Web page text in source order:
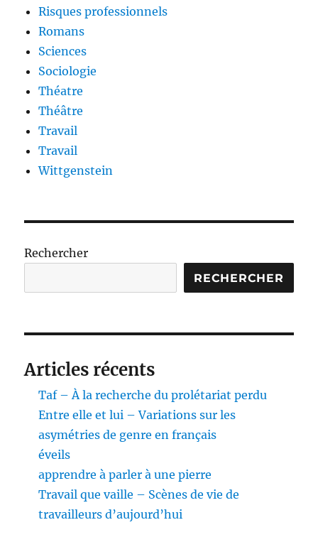
Risques professionnels
Romans
Sciences
Sociologie
Théatre
Théâtre
Travail
Travail
Wittgenstein
Rechercher
RECHERCHER
Articles récents
Taf – À la recherche du prolétariat perdu
Entre elle et lui – Variations sur les
asymétries de genre en français
éveils
apprendre à parler à une pierre
Travail que vaille – Scènes de vie de
travailleurs d’aujourd’hui